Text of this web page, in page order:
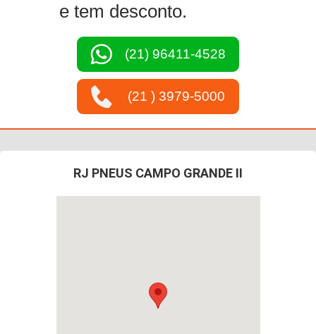
e tem desconto.
(21) 96411-4528
(21 ) 3979-5000
RJ PNEUS CAMPO GRANDE II